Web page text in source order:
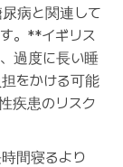
病と関連して
。**イギリス
過度に長い睡
をかける可能
疾患のリスク
間寝るより